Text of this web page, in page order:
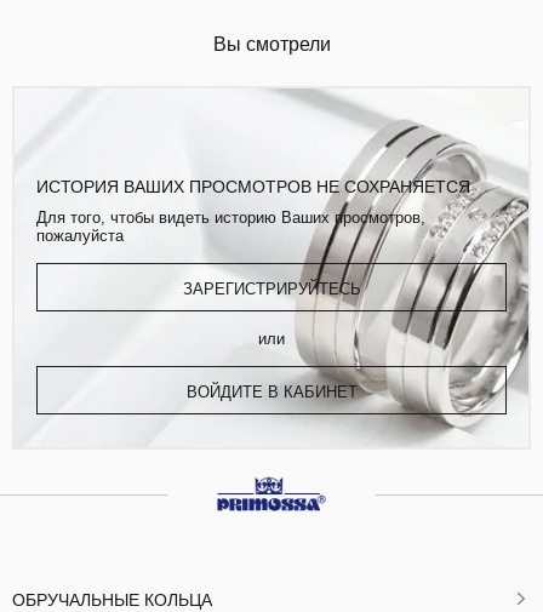
Вы смотрели
ИСТОРИЯ ВАШИХ ПРОСМОТРОВ НЕ СОХРАНЯЕТСЯ
Для того, чтобы видеть историю Ваших просмотров,
пожалуйста
ЗАРЕГИСТРИРУЙТЕСЬ
или
ВОЙДИТЕ В КАБИНЕТ
ОБРУЧАЛЬНЫЕ КОЛЬЦА